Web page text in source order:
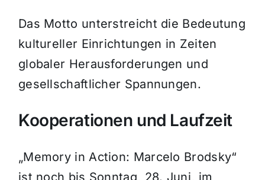
Das Motto unterstreicht die Bedeutung
kultureller Einrichtungen in Zeiten
globaler Herausforderungen und
gesellschaftlicher Spannungen.
Kooperationen und Laufzeit
„Memory in Action: Marcelo Brodsky“